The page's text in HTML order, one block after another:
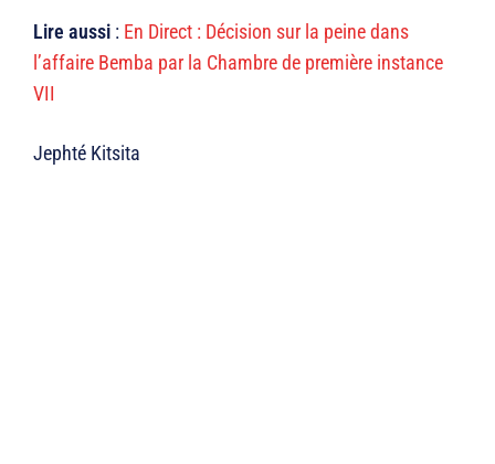
Lire aussi : En Direct : Décision sur la peine dans
l’affaire Bemba par la Chambre de première instance
VII
Jephté Kitsita